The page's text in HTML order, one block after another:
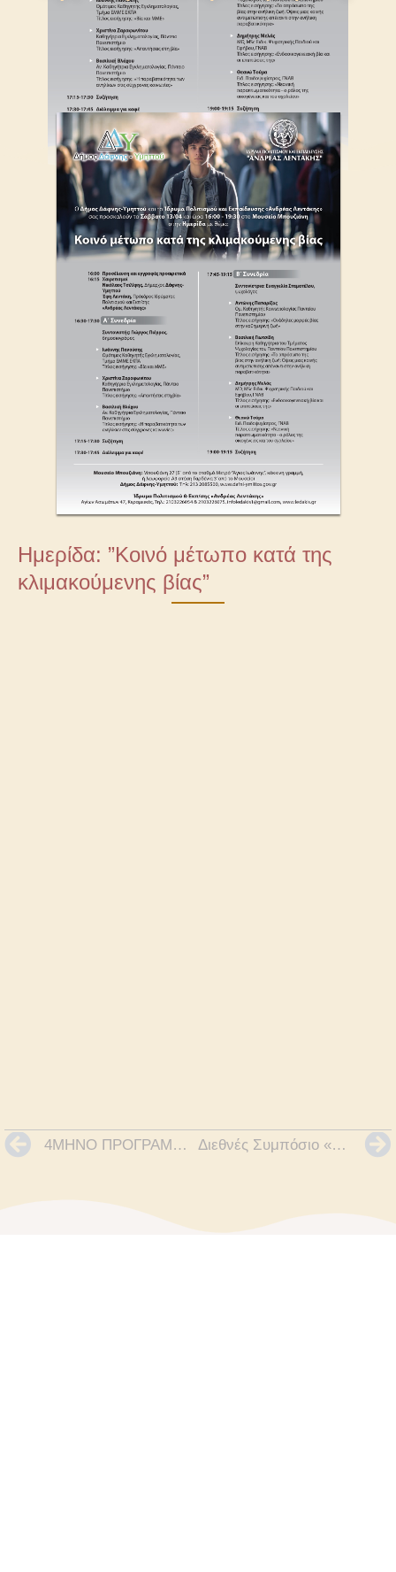
Ημερίδα: ”Κοινό μέτωπο κατά της
κλιμακούμενης βίας”
4ΜΗΝΟ ΠΡΟΓΡΑΜΜΑ (ΜΑΡΤΙΟ ΕΩΣ ΚΑΙ ΙΟΥΝΙΟ 2023) «ΜΕΤΑΔΟΣΗ ΕΜΠΝΕΥΣΗΣ ΓΙΑ ΚΑΛΛΙΤΕΧΝΙΚΗ ΔΗΜΙΟΥΡΓΙΑ» ΣΤΟ ΧΑΜΟΓΕΛΟ ΤΟΥ ΠΑΙΔΙΟΥ Διεθνές Συμπόσιο «Τέχνη, Ερωτισμός, Οικολογία»